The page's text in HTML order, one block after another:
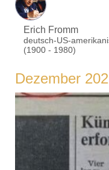
Erich Fromm
deutsch-US-
(1900 - 1980)
Dezember